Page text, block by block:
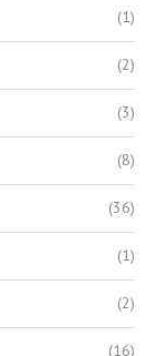
(1)
(2)
(3)
(8)
(36)
(1)
(2)
(16)